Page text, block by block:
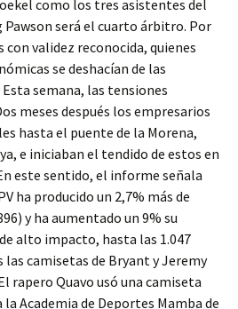
como los tres asistentes del
Pawson será el cuarto árbitro. Por
validez reconocida, quienes
se deshacían de las
semana, las tensiones
meses después los empresarios
hasta el puente de la Morena,
e iniciaban el tendido de estos en
este sentido, el informe señala
ha producido un 2,7% más de
y ha aumentado un 9% su
alto impacto, hasta las 1.047
las camisetas de Bryant y Jeremy
rapero Quavo usó una camiseta
Academia de Deportes Mamba de